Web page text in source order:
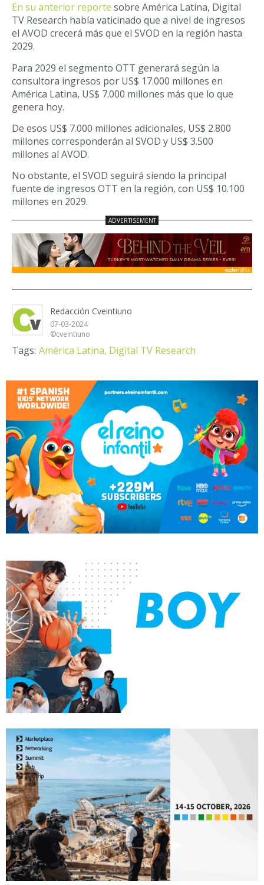
En su anterior reporte sobre América Latina, Digital
TV Research había vaticinado que a nivel de ingresos
el AVOD crecerá más que el SVOD en la región hasta
2029.
Para 2029 el segmento OTT generará según la
consultora ingresos por US$ 17.000 millones en
América Latina, US$ 7.000 millones más que lo que
genera hoy.
De esos US$ 7.000 millones adicionales, US$ 2.800
millones corresponderán al SVOD y US$ 3.500
millones al AVOD.
No obstante, el SVOD seguirá siendo la principal
fuente de ingresos OTT en la región, con US$ 10.100
millones en 2029.
Redacción Cveintiuno
07-03-2024
©cveintiuno
Tags: América Latina, Digital TV Research